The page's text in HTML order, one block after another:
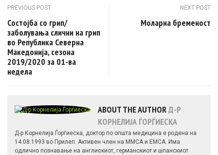
Post navigation
PREVIOUS POST
Состојба со грип/
заболувања слични на грип
во Република Северна
Македонија, сезона
2019/2020 за 01-ва
недела
NEXT POST
Моларна бременост
ABOUT THE AUTHORД-Р
КОРНЕЛИЈА ЃОРЃИЕСКА
Д-р Корнелија Ѓорѓиеска, доктор по општа медицина е родена на
14.08.1993 во Прилеп. Активен член на ММСА и ЕМСА. Има
одлично познавање на англискиот, германскиот и шпанскиот